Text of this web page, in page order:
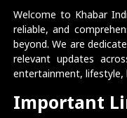
Welcome to Khabar
reliable, and
beyond. We are
relevant updates
entertainment, lifestyle,
Important